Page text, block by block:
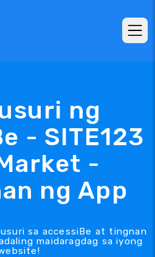
ng
- SITE123
-
ng App
sa accessiBe at tingnan
maidaragdag sa iyong